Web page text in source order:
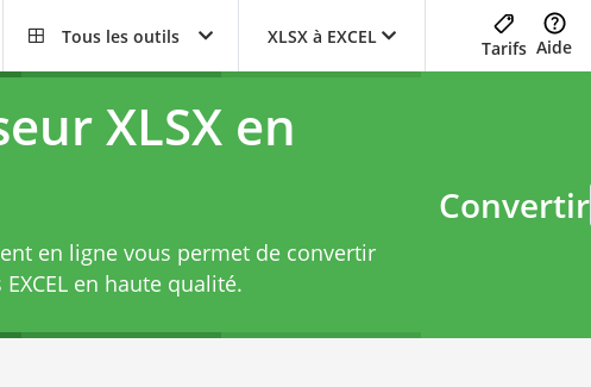
Tous les outils XLSX à EXCEL
Tarifs Aide
XLSX en
en ligne vous permet de convertir
en haute qualité.
Convertir